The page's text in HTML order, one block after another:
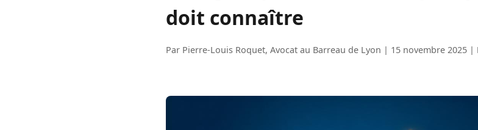
doit connaître
Par Pierre-Louis Roquet, Avocat au Barreau de Lyon | 15 novembre 2025 |